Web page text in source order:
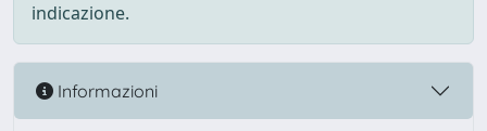
indicazione.
Informazioni